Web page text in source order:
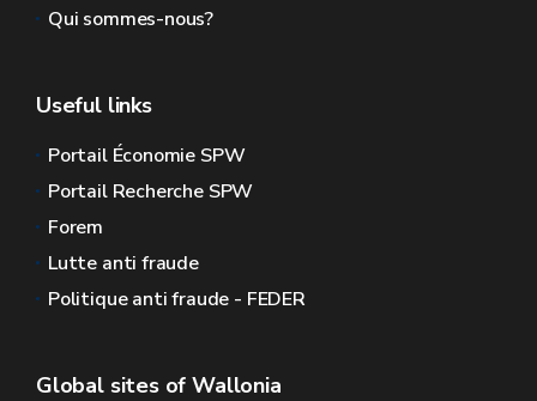
Qui sommes-nous?
Useful links
Portail Économie SPW
Portail Recherche SPW
Forem
Lutte anti fraude
Politique anti fraude - FEDER
Global sites of Wallonia